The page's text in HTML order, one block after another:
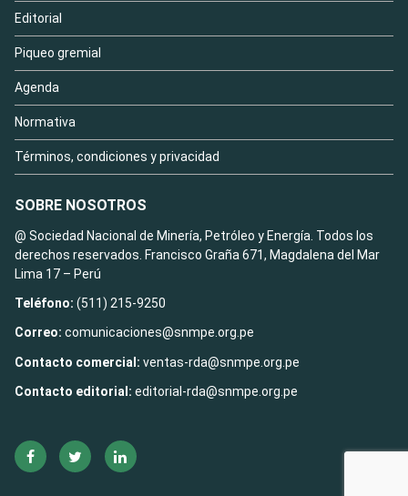
Editorial
Piqueo gremial
Agenda
Normativa
Términos, condiciones y privacidad
SOBRE NOSOTROS
@ Sociedad Nacional de Minería, Petróleo y Energía. Todos los
derechos reservados. Francisco Graña 671, Magdalena del Mar
Lima 17 – Perú
Teléfono: (511) 215-9250
Correo: comunicaciones@snmpe.org.pe
Contacto comercial: ventas-rda@snmpe.org.pe
Contacto editorial: editorial-rda@snmpe.org.pe